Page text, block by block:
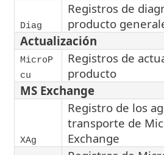
Diag
Registros de
producto
Actualización
MicroP
cu
Registros de
producto
MS Exchange
XAg
Registro de los
transporte de
Exchange